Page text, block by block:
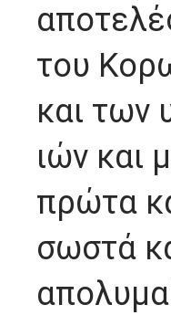
του
και των
ιών και
πρώτα
σωστά